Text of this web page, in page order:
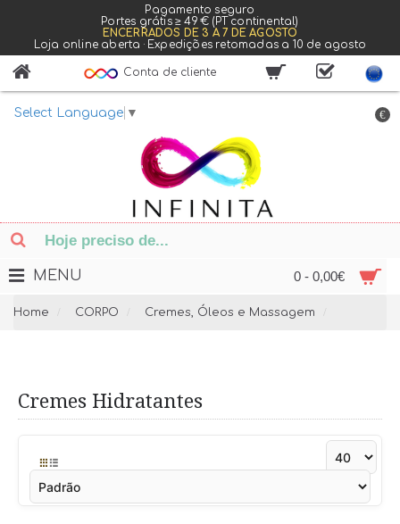
Pagamento seguro
Portes grátis ≥ 49 € (PT continental)
ENCERRADOS DE 3 A 7 DE AGOSTO
Loja online aberta · Expedições retomadas a 10 de agosto
Select Language ▼
Conta de cliente
€
0 - 0,00€
MENU
Home CORPO Cremes, Óleos e Massagem
Cremes Hidratantes